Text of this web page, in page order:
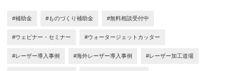
#補助金 #ものづくり補助金 #無料相談受付中
#ウェビナー・セミナー #ウォータージェットカッター
#レーザー導入事例 #海外レーザー導入事例 #レーザー加工道場